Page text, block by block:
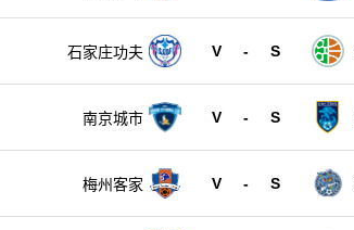
石家庄功夫 V - S
南京城市 V - S
梅州客家 V - S